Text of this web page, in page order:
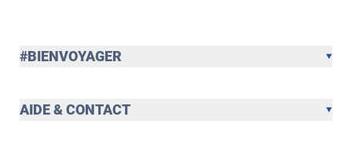
#BIENVOYAGER
AIDE & CONTACT